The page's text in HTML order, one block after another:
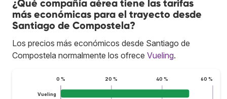
¿Qué compañía aérea tiene las tarifas
más económicas para el trayecto desde
Santiago de Compostela?
Los precios más económicos desde Santiago de
Compostela normalmente los ofrece Vueling.
0 % 20 % 40 % 60 %
Vueling